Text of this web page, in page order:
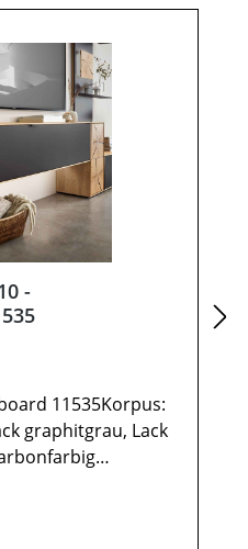
-
11535Korpus:
graphitgrau, Lack